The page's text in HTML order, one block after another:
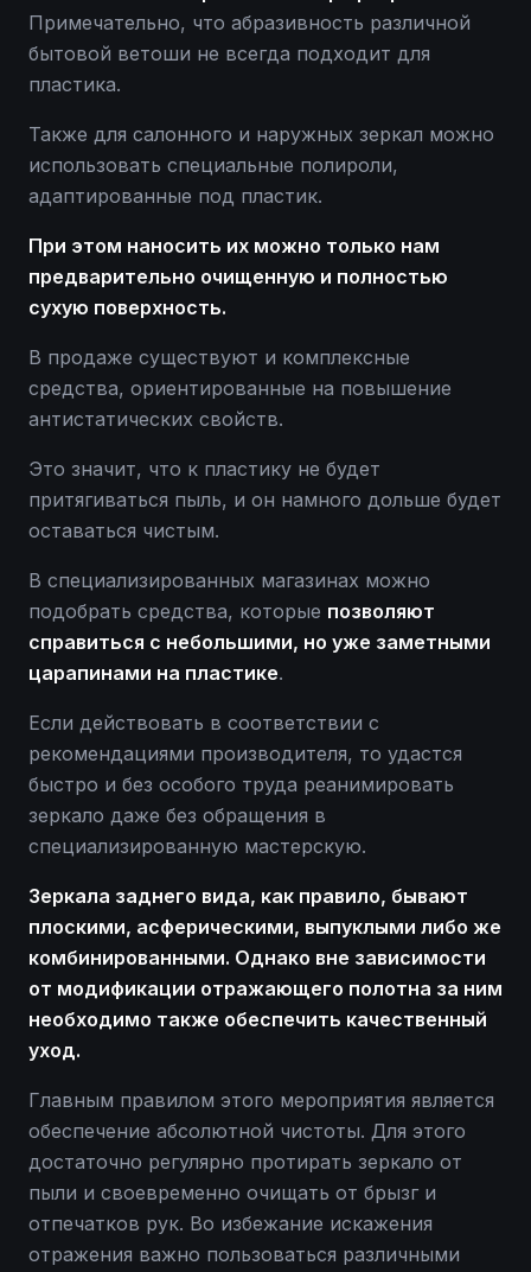
Примечательно, что абразивность различной
бытовой ветоши не всегда подходит для
пластика.
Также для салонного и наружных зеркал можно
использовать специальные полироли,
адаптированные под пластик.
При этом наносить их можно только нам
предварительно очищенную и полностью
сухую поверхность.
В продаже существуют и комплексные
средства, ориентированные на повышение
антистатических свойств.
Это значит, что к пластику не будет
притягиваться пыль, и он намного дольше будет
оставаться чистым.
В специализированных магазинах можно
подобрать средства, которые позволяют
справиться с небольшими, но уже заметными
царапинами на пластике.
Если действовать в соответствии с
рекомендациями производителя, то удастся
быстро и без особого труда реанимировать
зеркало даже без обращения в
специализированную мастерскую.
Зеркала заднего вида, как правило, бывают
плоскими, асферическими, выпуклыми либо же
комбинированными. Однако вне зависимости
от модификации отражающего полотна за ним
необходимо также обеспечить качественный
уход.
Главным правилом этого мероприятия является
обеспечение абсолютной чистоты. Для этого
достаточно регулярно протирать зеркало от
пыли и своевременно очищать от брызг и
отпечатков рук. Во избежание искажения
отражения важно пользоваться различными